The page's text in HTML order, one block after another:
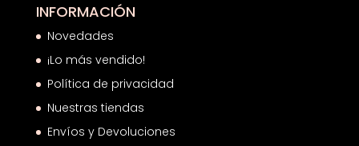
INFORMACIÓN
Novedades
¡Lo más vendido!
Política de privacidad
Nuestras tiendas
Envíos y Devoluciones